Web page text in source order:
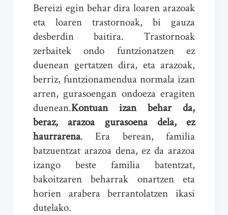
Bereizi egin behar dira loaren arazoak
eta loaren trastornoak, bi gauza
desberdin baitira. Trastornoak
zerbaitek ondo funtzionatzen ez
duenean gertatzen dira, eta arazoak,
berriz, funtzionamendua normala izan
arren, gurasoengan ondoeza eragiten
duenean.Kontuan izan behar da,
beraz, arazoa gurasoena dela, ez
haurrarena. Era berean, familia
batzuentzat arazoa dena, ez da arazoa
izango beste familia batentzat,
bakoitzaren beharrak onartzen eta
horien arabera berrantolatzen ikasi
dutelako.